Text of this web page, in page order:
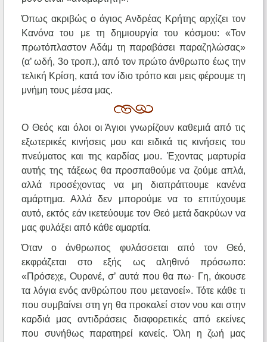
Όπως ακριβώς ο άγιος Ανδρέας Κρήτης αρχίζει τον
Κανόνα του με τη δημιουργία του κόσμου: «Τον
πρωτόπλαστον Αδάμ τη παραβάσει παραζηλώσας»
(α’ ωδή, 3ο τροπ.), από τον πρώτο άνθρωπο έως την
τελική Κρίση, κατά τον ίδιο τρόπο και μεις φέρουμε τη
μνήμη τους μέσα μας.
Ο Θεός και όλοι οι Άγιοι γνωρίζουν καθεμιά από τις
εξωτερικές κινήσεις μου και ειδικά τις κινήσεις του
πνεύματος και της καρδίας μου. Έχοντας μαρτυρία
αυτής της τάξεως θα προσπαθούμε να ζούμε απλά,
αλλά προσέχοντας να μη διαπράττουμε κανένα
αμάρτημα. Αλλά δεν μπορούμε να το επιτύχουμε
αυτό, εκτός εάν ικετεύουμε τον Θεό μετά δακρύων να
μας φυλάξει από κάθε αμαρτία.
Όταν ο άνθρωπος φυλάσσεται από τον Θεό,
εκφράζεται στο εξής ως αληθινό πρόσωπο:
«Πρόσεχε, Ουρανέ, σ’ αυτά που θα πω· Γη, άκουσε
τα λόγια ενός ανθρώπου που μετανοεί». Τότε κάθε τι
που συμβαίνει στη γη θα προκαλεί στον νου και στην
καρδιά μας αντιδράσεις διαφορετικές από εκείνες
που συνήθως παρατηρεί κανείς. Όλη η ζωή μας